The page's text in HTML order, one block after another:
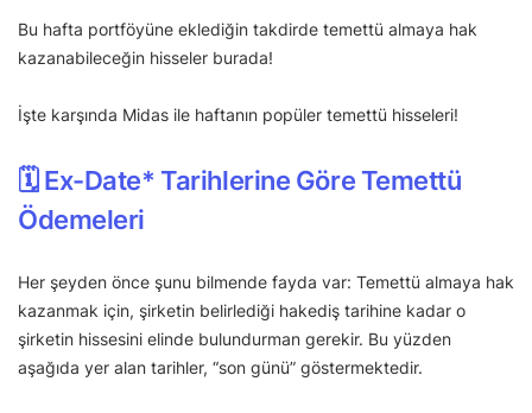
Bu hafta portföyüne eklediğin takdirde temettü almaya hak
kazanabileceğin hisseler burada!
İşte karşında Midas ile haftanın popüler temettü hisseleri!
🗓 Ex-Date* Tarihlerine Göre Temettü
Ödemeleri
Her şeyden önce şunu bilmende fayda var: Temettü almaya hak
kazanmak için, şirketin belirlediği hakediş tarihine kadar o
şirketin hissesini elinde bulundurman gerekir. Bu yüzden
aşağıda yer alan tarihler, “son günü” göstermektedir.